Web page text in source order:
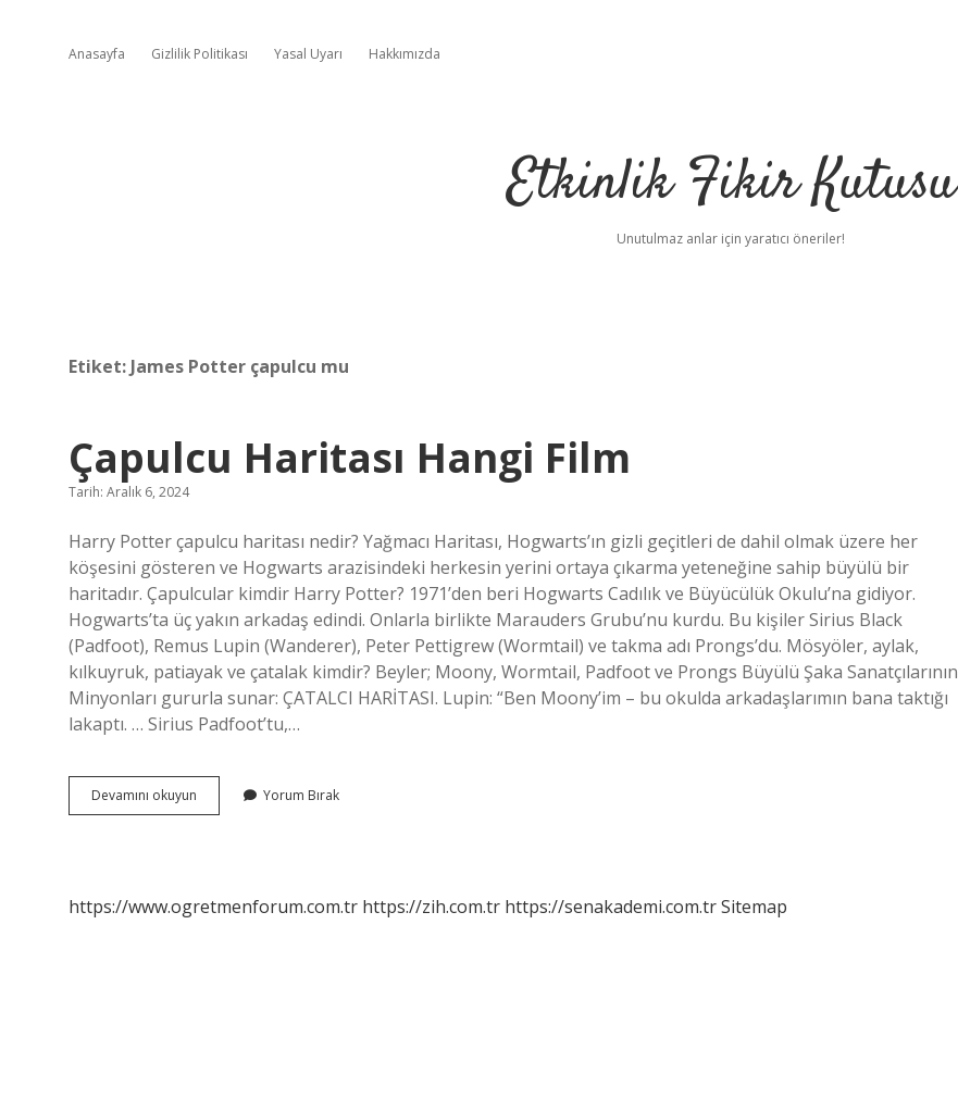
Anasayfa Gizlilik Politikası Yasal Uyarı Hakkımızda
Etkinlik Fikir Kutusu
Unutulmaz anlar için yaratıcı öneriler!
Etiket: James Potter çapulcu mu
Çapulcu Haritası Hangi Film
Tarih: Aralık 6, 2024
Harry Potter çapulcu haritası nedir? Yağmacı Haritası, Hogwarts’ın gizli geçitleri de dahil olmak üzere her
köşesini gösteren ve Hogwarts arazisindeki herkesin yerini ortaya çıkarma yeteneğine sahip büyülü bir
haritadır. Çapulcular kimdir Harry Potter? 1971’den beri Hogwarts Cadılık ve Büyücülük Okulu’na gidiyor.
Hogwarts’ta üç yakın arkadaş edindi. Onlarla birlikte Marauders Grubu’nu kurdu. Bu kişiler Sirius Black
(Padfoot), Remus Lupin (Wanderer), Peter Pettigrew (Wormtail) ve takma adı Prongs’du. Mösyöler, aylak,
kılkuyruk, patiayak ve çatalak kimdir? Beyler; Moony, Wormtail, Padfoot ve Prongs Büyülü Şaka Sanatçılarının
Minyonları gururla sunar: ÇATALCI HARİTASI. Lupin: “Ben Moony’im – bu okulda arkadaşlarımın bana taktığı
lakaptı. … Sirius Padfoot’tu,…
Devamını okuyun Çapulcu
Haritası
Yorum Bırak
https://www.ogretmenforum.com.tr https://zih.com.tr https://senakademi.com.trSitemap